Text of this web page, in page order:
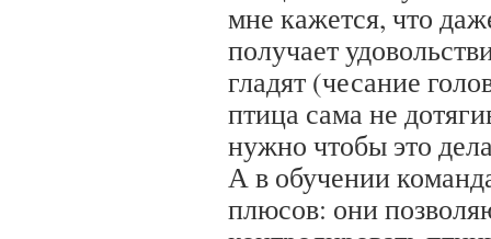
мне кажется, что
получает
гладят (чесание
птица сама не
нужно чтобы это
А в обучении
плюсов: они